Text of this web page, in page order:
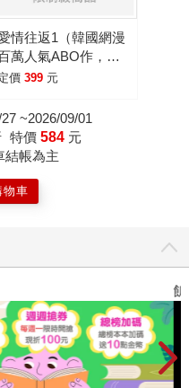
情往返1（韓國網漫
萬人氣ABO作，無
光火辣開車！）
價 399 元
~2026/09/01
特價 584 元
帳為主
物車
飢